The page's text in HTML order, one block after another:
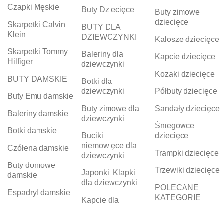
Czapki Męskie
Skarpetki Calvin
Klein
Skarpetki Tommy
Hilfiger
BUTY DAMSKIE
Buty Emu damskie
Baleriny damskie
Botki damskie
Czółena damskie
Buty domowe
damskie
Espadryl damskie
Buty Dziecięce
BUTY DLA
DZIEWCZYNKI
Baleriny dla
dziewczynki
Botki dla
dziewczynki
Buty zimowe dla
dziewczynki
Buciki
niemowlęce dla
dziewczynki
Japonki, Klapki
dla dziewczynki
Kapcie dla
Buty zimowe
dziecięce
Kalosze dziecięce
Kapcie dziecięce
Kozaki dziecięce
Półbuty dziecięce
Sandały dziecięce
Śniegowce
dziecięce
Trampki dziecięce
Trzewiki dziecięce
POLECANE
KATEGORIE